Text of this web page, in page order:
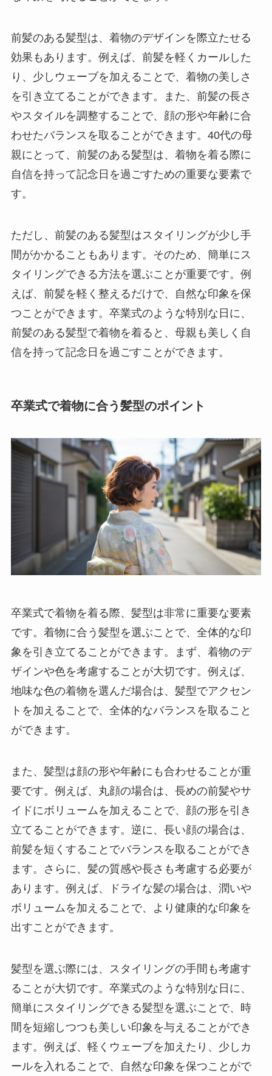
前髪のある髪型は、着物のデザインを際立たせる
効果もあります。例えば、前髪を軽くカールした
り、少しウェーブを加えることで、着物の美しさ
を引き立てることができます。また、前髪の長さ
やスタイルを調整することで、顔の形や年齢に合
わせたバランスを取ることができます。40代の母
親にとって、前髪のある髪型は、着物を着る際に
自信を持って記念日を過ごすための重要な要素で
す。
ただし、前髪のある髪型はスタイリングが少し手
間がかかることもあります。そのため、簡単にス
タイリングできる方法を選ぶことが重要です。例
えば、前髪を軽く整えるだけで、自然な印象を保
つことができます。卒業式のような特別な日に、
前髪のある髪型で着物を着ると、母親も美しく自
信を持って記念日を過ごすことができます。
卒業式で着物に合う髪型のポイント
卒業式で着物を着る際、髪型は非常に重要な要素
です。着物に合う髪型を選ぶことで、全体的な印
象を引き立てることができます。まず、着物のデ
ザインや色を考慮することが大切です。例えば、
地味な色の着物を選んだ場合は、髪型でアクセン
トを加えることで、全体的なバランスを取ること
ができます。
また、髪型は顔の形や年齢にも合わせることが重
要です。例えば、丸顔の場合は、長めの前髪やサ
イドにボリュームを加えることで、顔の形を引き
立てることができます。逆に、長い顔の場合は、
前髪を短くすることでバランスを取ることができ
ます。さらに、髪の質感や長さも考慮する必要が
あります。例えば、ドライな髪の場合は、潤いや
ボリュームを加えることで、より健康的な印象を
出すことができます。
髪型を選ぶ際には、スタイリングの手間も考慮す
ることが大切です。卒業式のような特別な日に、
簡単にスタイリングできる髪型を選ぶことで、時
間を短縮しつつも美しい印象を与えることができ
ます。例えば、軽くウェーブを加えたり、少しカ
ールを入れることで、自然な印象を保つことがで